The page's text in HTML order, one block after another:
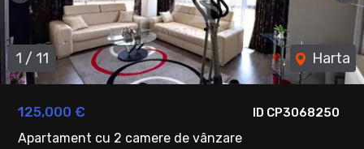
ID CP3068250
125,000 €
Apartament cu 2 camere de vânzare
1 / 11 Harta